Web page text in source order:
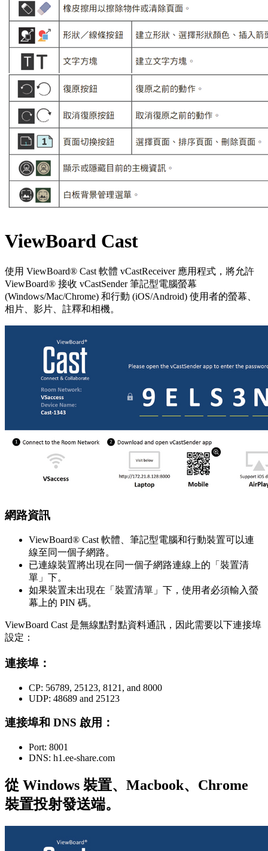
ViewBoard Cast
使用 ViewBoard® Cast 軟體 vCastReceiver 應用程式，將允許
ViewBoard® 接收 vCastSender 筆記型電腦螢幕
(Windows/Mac/Chrome) 和行動 (iOS/Android) 使用者的螢幕、
相片、影片、註釋和相機。
網路資訊
ViewBoard® Cast 軟體、筆記型電腦和行動裝置可以連
線至同一個子網路。
已連線裝置將出現在同一個子網路連線上的「裝置清
單」下。
如果裝置未出現在「裝置清單」下，使用者必須輸入螢
幕上的 PIN 碼。
ViewBoard Cast 是無線點對點資料通訊，因此需要以下連接埠
設定：
連接埠：
CP: 56789, 25123, 8121, and 8000
UDP: 48689 and 25123
連接埠和 DNS 啟用：
Port: 8001
DNS: h1.ee-share.com
從 Windows 裝置、Macbook、Chrome
裝置投射發送端。